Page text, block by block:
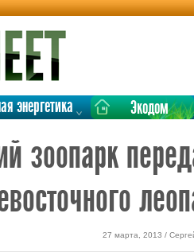
энергетика Экодом
зоопарк
27 марта, 2013 /